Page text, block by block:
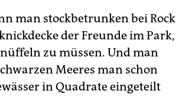
man stockbetrunken bei Rock
der Freunde im Park,
zu müssen. Und man
Meeres man schon
in Quadrate eingeteilt